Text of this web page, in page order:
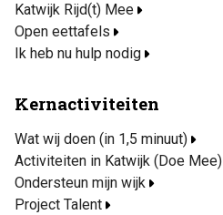
Katwijk Rijd(t) Mee
Open eettafels
Ik heb nu hulp nodig
Kernactiviteiten
Wat wij doen (in 1,5 minuut)
Activiteiten in Katwijk (Doe Mee)
Ondersteun mijn wijk
Project Talent